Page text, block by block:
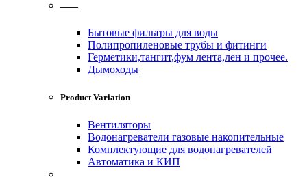
——
Бытовые фильтры для воды
Полипропиленовые трубы и фитинги
Герметики,тангит,фум лента,лен и прочее.
Дымоходы
Product Variation
Вентиляторы
Водонагреватели газовые накопительные
Комплектующие для водонагревателей
Автоматика и КИП